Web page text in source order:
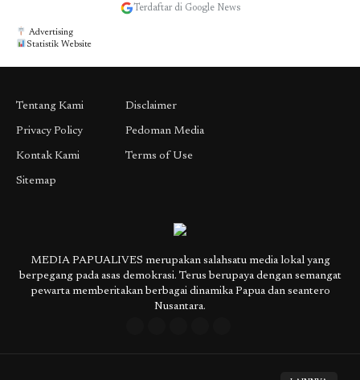
Terdaftar di Google News
Advertising
Statistik Website
Tentang Kami
Privacy Policy
Kontak Kami
Sitemap
Disclaimer
Pedoman Media
Terms of Use
MEDIA PAPUALIVES merupakan salahsatu media lokal yang
berpegang pada asas demokrasi. Terus berupaya dengan semangat
pewarta memberitakan berbagai dinamika Papua dan seantero
Nusantara.